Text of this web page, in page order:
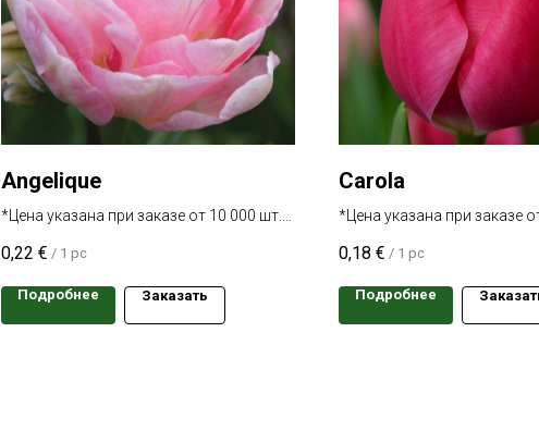
Angelique
*Цена указана при заказе от 10 000 шт.
0,22 € / 1 pc
Подробнее Заказать
Carola
*Цена указана при заказе
0,18 € / 1 pc
Подробнее